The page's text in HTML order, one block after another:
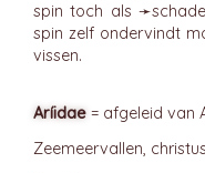
spin toch als ➛
spin zelf ondervindt
vissen.
Aríidae = afgeleid van
Zeemeervallen,